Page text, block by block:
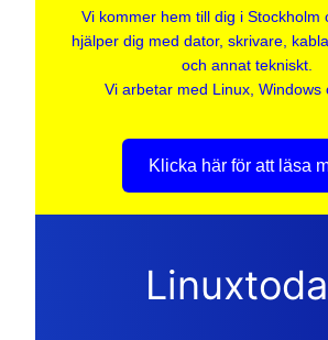
Vi kommer hem till dig i Stockholm
hjälper dig med dator, skrivare,
och annat tekniskt.
Vi arbetar med Linux, Windows
Klicka här för att läsa